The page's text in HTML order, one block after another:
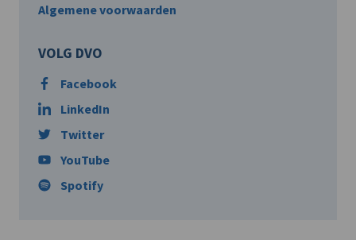
Algemene voorwaarden
VOLG DVO
Facebook
LinkedIn
Twitter
YouTube
Spotify